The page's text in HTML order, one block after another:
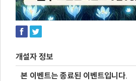
개설자 정보
본 이벤트는 종료된 이벤트입니다.